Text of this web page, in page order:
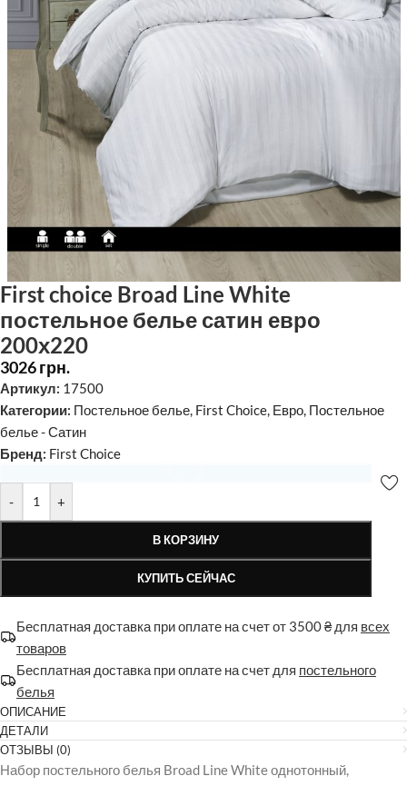
First choice Broad Line White
постельное белье сатин евро
200х220
3026грн.
Артикул: 17500
Категории: Постельное белье, First Choice, Евро, Постельное
белье - Сатин
Бренд: First Choice
Доступна опция индивидуального пошива
резинки
500грн.
- +
В КОРЗИНУ
КУПИТЬ СЕЙЧАС
Бесплатная доставка при оплате на счет от 3500 ₴ для всех
товаров
Бесплатная доставка при оплате на счет для постельного
белья
ОПИСАНИЕ
ДЕТАЛИ
ОТЗЫВЫ (0)
Набор постельного белья Broad Line White однотонный,